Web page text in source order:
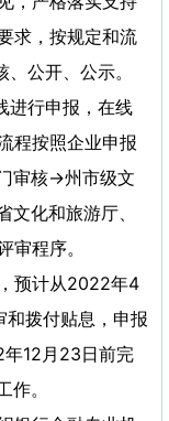
求，按规定和流
公开、公示。
进行申报，在线
程按照企业申报
审核→州市级文
化和旅游厅、
审程序。
预计从2022年4
和拨付贴息，申报
12月23日前完
。